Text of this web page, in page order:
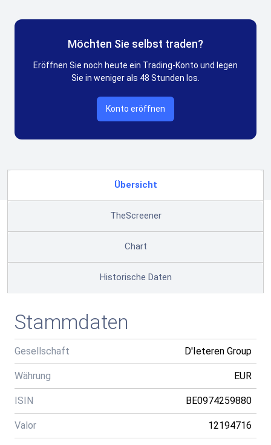
Möchten Sie selbst traden?
Eröffnen Sie noch heute ein Trading-Konto und legen
Sie in weniger als 48 Stunden los.
Konto eröffnen
Übersicht
TheScreener
Chart
Historische Daten
Stammdaten
Gesellschaft D'Ieteren Group
Währung EUR
ISIN BE0974259880
Valor 12194716